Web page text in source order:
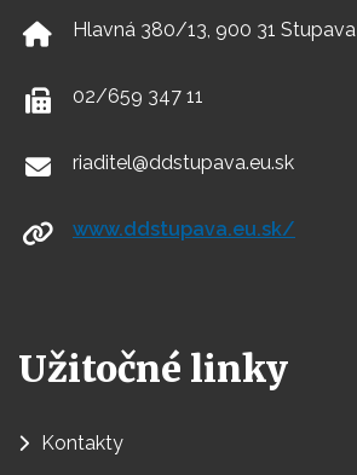
Hlavná 380/13, 900 31 Stupava
02/659 347 11
riaditel@ddstupava.eu.sk
www.ddstupava.eu.sk/
Užitočné linky
Kontakty